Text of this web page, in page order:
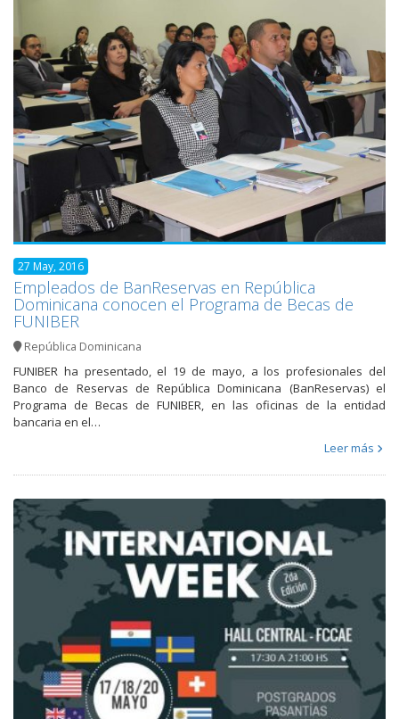
27 May, 2016
Empleados de BanReservas en República
Dominicana conocen el Programa de Becas de
FUNIBER
República Dominicana
FUNIBER ha presentado, el 19 de mayo, a los profesionales del
Banco de Reservas de República Dominicana (BanReservas) el
Programa de Becas de FUNIBER, en las oficinas de la entidad
bancaria en el…
Leer más